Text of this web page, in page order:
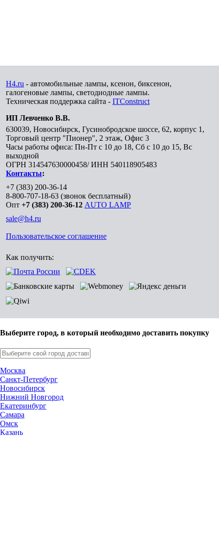
H4.ru - автомобильные лампы, ксенон, биксенон,
галогеновые лампы, светодиодные лампы.
Техническая поддержка сайта - ITConstruct
ИП Левченко В.В.
630039, Новосибирск, Гусинобродское шоссе, 62, корпус 1,
Торговый центр "Пионер", 2 этаж, Офис 3
Часы работы офиса: Пн-Пт с 10 до 18, Сб с 10 до 15, Вс
выходной
ОГРН 314547630000458/ ИНН 540118905483
Контакты:
+7 (383) 200-36-14
8-800-707-18-63 (звонок бесплатный)
Опт +7 (383) 200-36-12 AUTO LAMP
sale@h4.ru
Пользовательское соглашение
Как получить:
Выберите город, в который необходимо доставить покупку
Москва
Санкт-Петербург
Новосибирск
Нижний Новгород
Екатеринбург
Самара
Омск
Казань